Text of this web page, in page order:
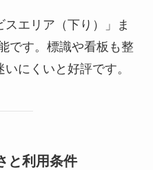
エリア（下り）」ま
です。標識や看板も整
にくいと好評です。
と利用条件